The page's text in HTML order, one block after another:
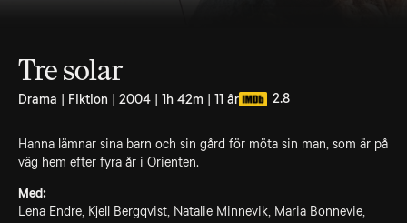
Tre solar
Drama | Fiktion | 2004 | 1h 42m | 11 år 2.8
Hanna lämnar sina barn och sin gård för möta sin man, som är på
väg hem efter fyra år i Orienten.
Med:
Lena Endre, Kjell Bergqvist, Natalie Minnevik, Maria Bonnevie,